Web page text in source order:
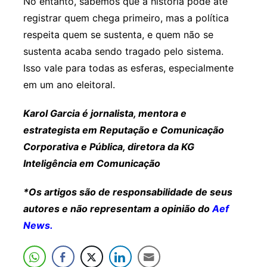
registrar quem chega primeiro, mas a política
respeita quem se sustenta, e quem não se
sustenta acaba sendo tragado pelo sistema.
Isso vale para todas as esferas, especialmente
em um ano eleitoral.
Karol Garcia é jornalista, mentora e
estrategista em Reputação e Comunicação
Corporativa e Pública, diretora da KG
Inteligência em Comunicação
*Os artigos são de responsabilidade de seus
autores e não representam a opinião do Aef
News.